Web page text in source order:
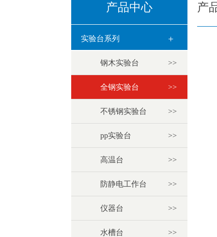
产品中心
实验台系列 +
钢木实验台 >>
全钢实验台 >>
不锈钢实验台 >>
pp实验台 >>
高温台 >>
防静电工作台 >>
仪器台 >>
水槽台 >>
产